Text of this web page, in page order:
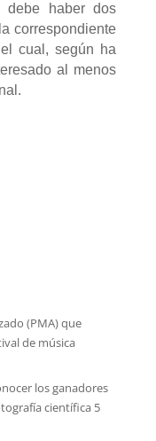
debe haber dos
correspondiente
cual, según ha
al menos
(PMA) que
de música
los ganadores
científica 5